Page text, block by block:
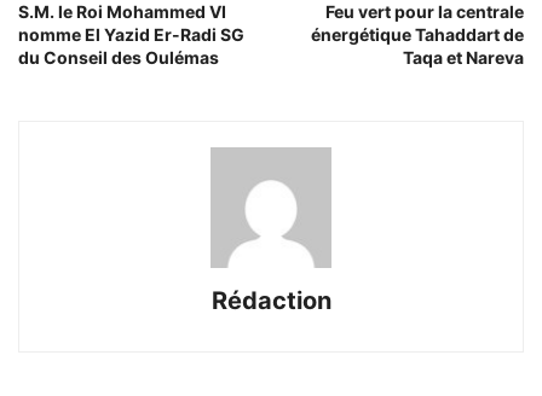
S.M. le Roi Mohammed VI
nomme El Yazid Er-Radi SG
du Conseil des Oulémas
Feu vert pour la centrale
énergétique Tahaddart de
Taqa et Nareva
Rédaction